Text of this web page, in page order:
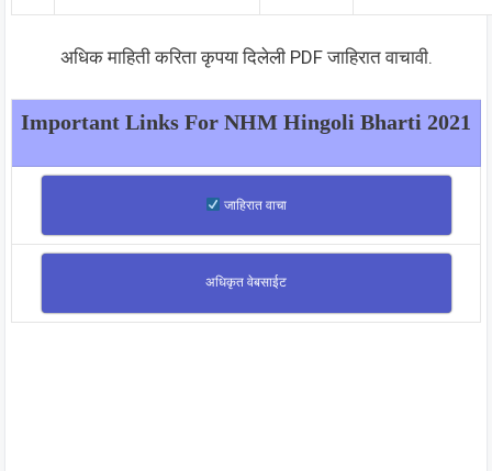
अधिक माहिती करिता कृपया दिलेली PDF जाहिरात वाचावी.
Important Links For NHM Hingoli Bharti 2021
जाहिरात वाचा
अधिकृत वेबसाईट